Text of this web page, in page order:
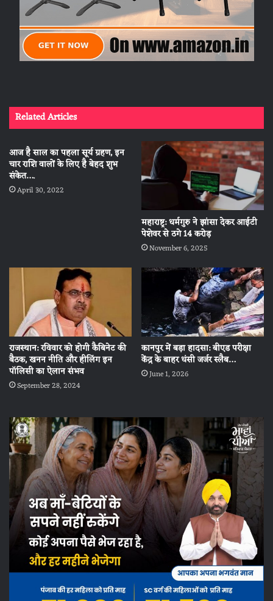
Related Articles
आज है साल का पहला सूर्य ग्रहण, इन
चार राशि वालों के लिए है बेहद शुभ
संकेत….
April 30, 2022
महाराष्ट्र: धर्मगुरु ने झांसा देकर आईटी
पेशेवर से ठगे 14 करोड़
November 6, 2025
राजस्थान: रविवार को होगी कैबिनेट की
बैठक, खनन नीति और हीलिंग इन
पॉलिसी का ऐलान संभव
September 28, 2024
कानपुर में बड़ा हादसा: बीएड परीक्षा
केंद्र के बाहर धंसी जर्जर स्लैब…
June 1, 2026